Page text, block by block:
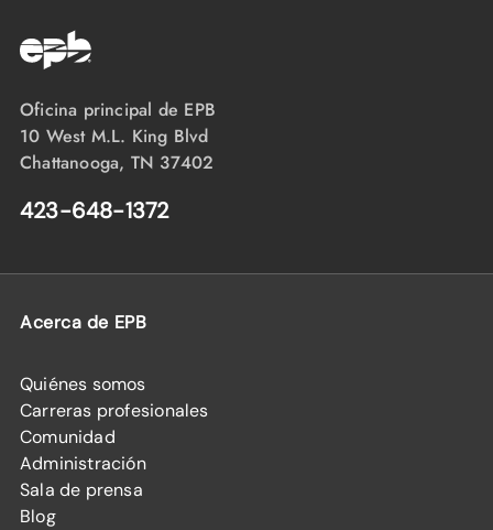
Oficina principal de EPB
10 West M.L. King Blvd
Chattanooga, TN 37402
423-648-1372
Acerca de EPB
Quiénes somos
Carreras profesionales
Comunidad
Administración
Sala de prensa
Blog